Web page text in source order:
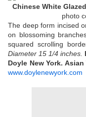
Chinese White
photo
The deep form incised
on blossoming
squared scrolling
Diameter 15 1/4 inches.
Doyle New York.
www.doylenewyork.com